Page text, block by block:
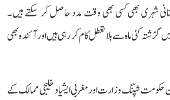
شہری بھی کسی بھی وقت مدد حاصل کر سکتے ہیں۔
کئی ماہ سے بلا تعطل کام کر رہی ہیں اور آئندہ بھی
حکومت شپنگ وزارت اور مغربی ایشیا و خلیجی ممالک کے